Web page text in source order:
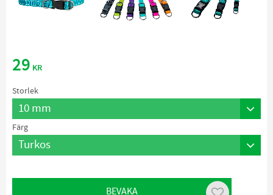
29 KR
Storlek
Färg
BEVAKA